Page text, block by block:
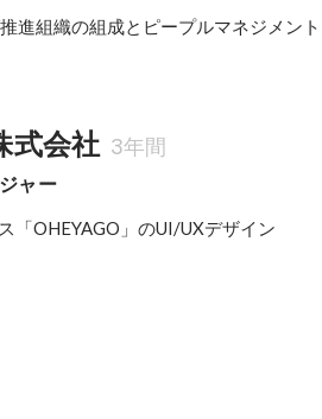
進組織の組成とピープルマネジメント
式会社 3年間
ャー
「OHEYAGO」のUI/UXデザイン